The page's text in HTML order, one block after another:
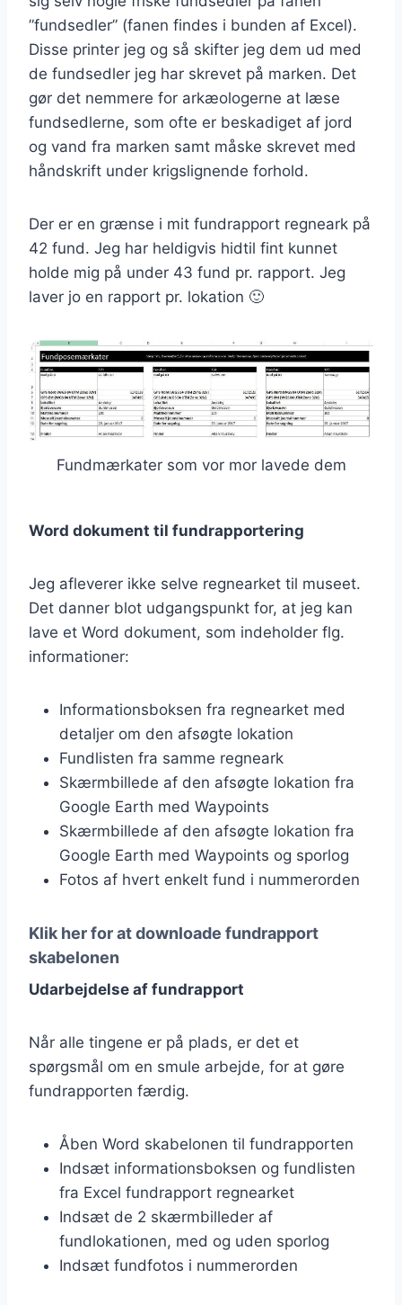
”fundsedler” (fanen findes i bunden af Excel).
Disse printer jeg og så skifter jeg dem ud med
de fundsedler jeg har skrevet på marken. Det
gør det nemmere for arkæologerne at læse
fundsedlerne, som ofte er beskadiget af jord
og vand fra marken samt måske skrevet med
håndskrift under krigslignende forhold.
Der er en grænse i mit fundrapport regneark på
42 fund. Jeg har heldigvis hidtil fint kunnet
holde mig på under 43 fund pr. rapport. Jeg
laver jo en rapport pr. lokation 🙂
Fundmærkater som vor mor lavede dem
Word dokument til fundrapportering
Jeg afleverer ikke selve regnearket til museet.
Det danner blot udgangspunkt for, at jeg kan
lave et Word dokument, som indeholder flg.
informationer:
Informationsboksen fra regnearket med
detaljer om den afsøgte lokation
Fundlisten fra samme regneark
Skærmbillede af den afsøgte lokation fra
Google Earth med Waypoints
Skærmbillede af den afsøgte lokation fra
Google Earth med Waypoints og sporlog
Fotos af hvert enkelt fund i nummerorden
Klik her for at downloade fundrapport
skabelonen
Udarbejdelse af fundrapport
Når alle tingene er på plads, er det et
spørgsmål om en smule arbejde, for at gøre
fundrapporten færdig.
Åben Word skabelonen til fundrapporten
Indsæt informationsboksen og fundlisten
fra Excel fundrapport regnearket
Indsæt de 2 skærmbilleder af
fundlokationen, med og uden sporlog
Indsæt fundfotos i nummerorden